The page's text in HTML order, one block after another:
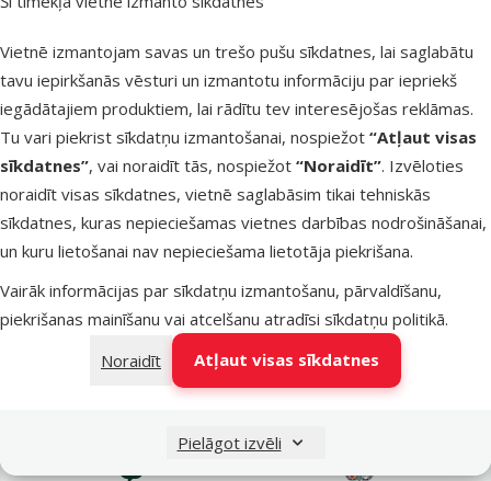
Vietnē izmantojam savas un trešo pušu sīkdatnes, lai saglabātu
tavu iepirkšanās vēsturi un izmantotu informāciju par iepriekš
iegādātajiem produktiem, lai rādītu tev interesējošas reklāmas.
Tu vari piekrist sīkdatņu izmantošanai, nospiežot “Atļaut visas
sīkdatnes”, vai noraidīt tās, nospiežot “Noraidīt”. Izvēloties
noraidīt visas sīkdatnes, vietnē saglabāsim tikai tehniskās
sīkdatnes, kuras nepieciešamas vietnes darbības nodrošināšanai,
un kuru lietošanai nav nepieciešama lietotāja piekrišana.
Vairāk informācijas par sīkdatņu izmantošanu, pārvaldīšanu,
piekrišanas mainīšanu vai atcelšanu atradīsi sīkdatņu politikā.
Noraidīt
Atļaut visas sīkdatnes
Pielāgot izvēli
Preces
eksotiskajiem
Filtrs
Kampaņa: Vasara
turpinās – atlaides katrai
gaumei!
Kārtot pēc
Produkti nav atrasti